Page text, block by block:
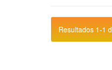
Resultados 1-1